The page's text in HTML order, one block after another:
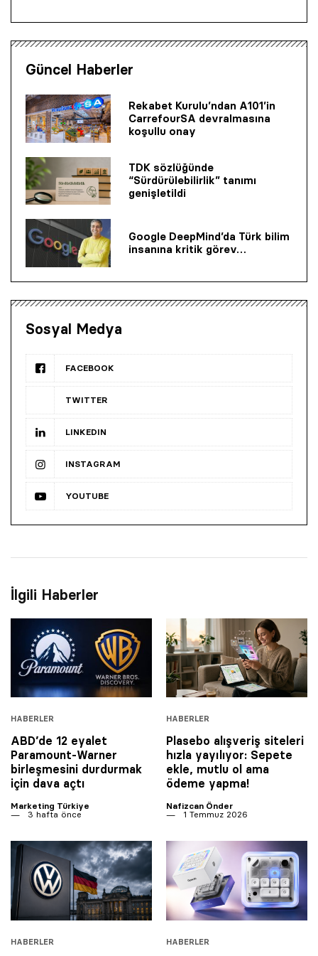
Güncel Haberler
Rekabet Kurulu’ndan A101’in
CarrefourSA devralmasına
koşullu onay
TDK sözlüğünde
“Sürdürülebilirlik” tanımı
genişletildi
Google DeepMind’da Türk bilim
insanına kritik görev…
Sosyal Medya
FACEBOOK
TWITTER
LINKEDIN
INSTAGRAM
YOUTUBE
İlgili Haberler
HABERLER
ABD’de 12 eyalet
Paramount-Warner
birleşmesini durdurmak
için dava açtı
Marketing Türkiye
3 hafta önce
HABERLER
Plasebo alışveriş siteleri
hızla yayılıyor: Sepete
ekle, mutlu ol ama
ödeme yapma!
Nafizcan Önder
1 Temmuz 2026
HABERLER HABERLER